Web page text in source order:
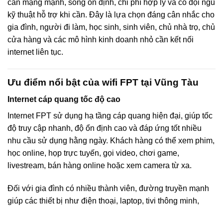
cần mạng mạnh, sóng ổn định, chi phí hợp lý và có đội ngũ
kỹ thuật hỗ trợ khi cần. Đây là lựa chọn đáng cân nhắc cho
gia đình, người đi làm, học sinh, sinh viên, chủ nhà trọ, chủ
cửa hàng và các mô hình kinh doanh nhỏ cần kết nối
internet liên tục.
Ưu điểm nổi bật của wifi FPT tại Vũng Tàu
Internet cáp quang tốc độ cao
Internet FPT sử dụng hạ tầng cáp quang hiện đại, giúp tốc
độ truy cập nhanh, độ ổn định cao và đáp ứng tốt nhiều
nhu cầu sử dụng hằng ngày. Khách hàng có thể xem phim,
học online, họp trực tuyến, gọi video, chơi game,
livestream, bán hàng online hoặc xem camera từ xa.
Đối với gia đình có nhiều thành viên, đường truyền mạnh
giúp các thiết bị như điện thoại, laptop, tivi thông minh,